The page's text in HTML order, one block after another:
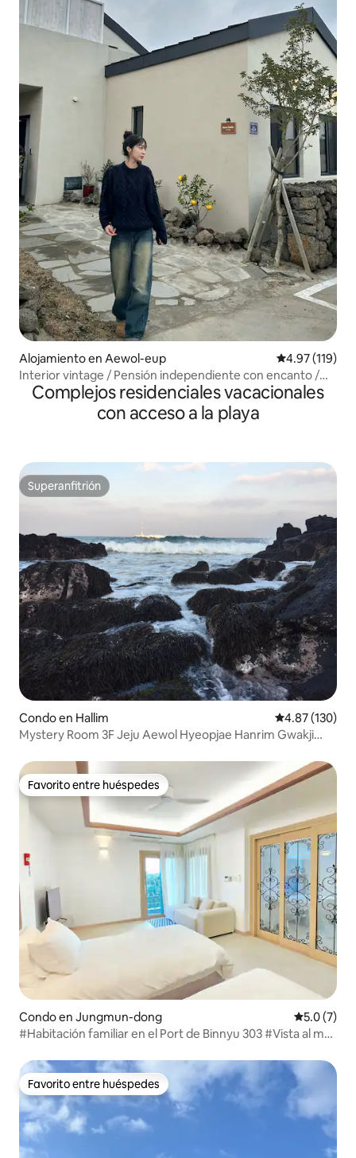
Alojamiento en Aewol-eup Calificación
4.97 (119)
Interior vintage / Pensión independiente con encanto /
Descuento por estadía continua / Fogata bajo la aurora /
Masajeador / A 19 minutos del aeropuerto / Rose Smile
Complejos residenciales vacacionales
con acceso a la playa
Superanfitrión
Superanfitrión
Condo en Hallim Calificación
4.87 (130)
Mystery Room 3F Jeju Aewol Hyeopjae Hanrim Gwakji
pensión misteriosa está equipada con la última bañera de
hidromasaje
Favorito entre huéspedes
Favorito entre huéspedes
Condo en Jungmun-dong
5.0 (7)
#Habitación familiar en el Port de Binnyu 303 #Vista al mar
eléctricos #Parrilla #Café de la mañana #Paseo por el
campo de mandarinas
Favorito entre huéspedes
Favorito entre huéspedes